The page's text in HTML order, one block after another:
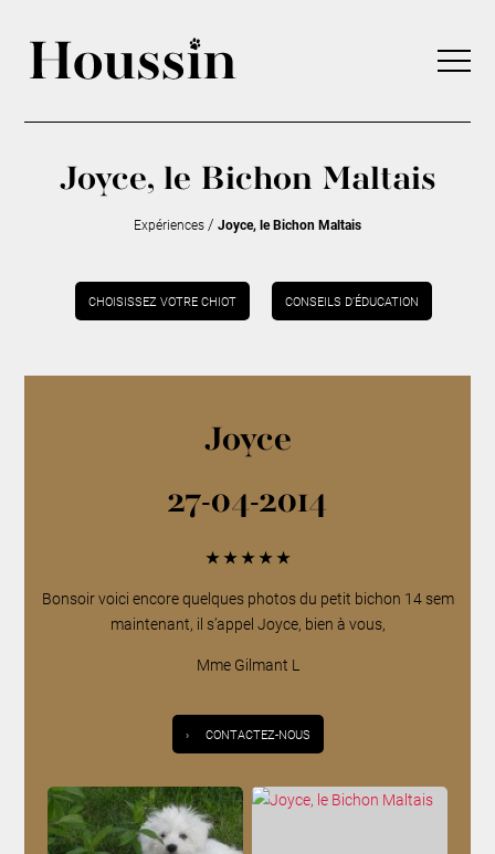
Joyce, le Bichon Maltais
Expériences/ Joyce, le Bichon Maltais
CHOISISSEZ VOTRE CHIOT CONSEILS D’ÉDUCATION
Joyce
27-04-2014
★★★★★
Bonsoir voici encore quelques photos du petit bichon 14 sem
maintenant, il s’appel Joyce, bien à vous,
Mme Gilmant L
› CONTACTEZ-NOUS